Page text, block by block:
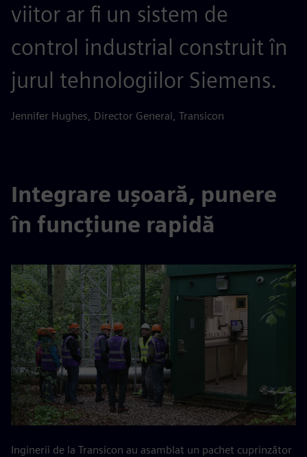
viitor ar fi un sistem de
control industrial construit în
jurul tehnologiilor Siemens.
Jennifer Hughes, Director General, Transicon
Integrare ușoară, punere
în funcțiune rapidă
Inginerii de la Transicon au asamblat un pachet cuprinzător